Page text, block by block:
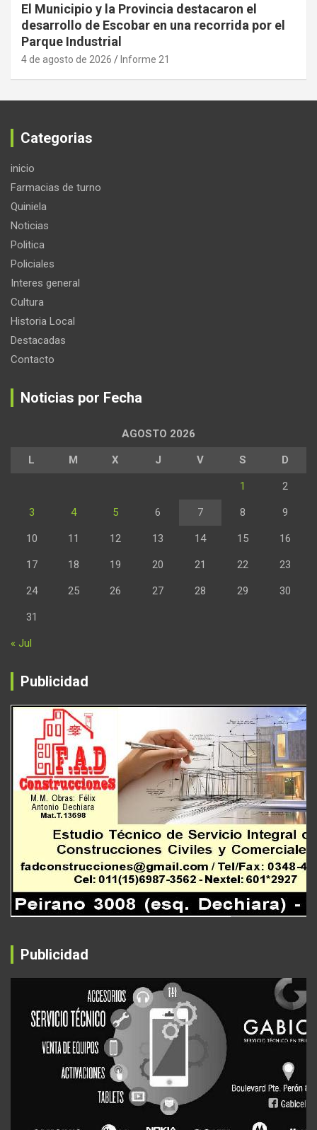
El Municipio y la Provincia destacaron el
desarrollo de Escobar en una recorrida por el
Parque Industrial
4 de agosto de 2026 Informe 21
Categorias
inicio
Farmacias de turno
Quiniela
Noticias
Politica
Policiales
Interes general
Cultura
Historia Local
Destacadas
Contacto
Noticias por Fecha
AGOSTO 2026
L M X J V S D
1 2
3 4 5 6 7 8 9
10 11 12 13 14 15 16
17 18 19 20 21 22 23
24 25 26 27 28 29 30
31
« Jul
Publicidad
Publicidad